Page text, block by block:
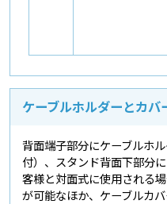
ケーブルホルダーとカバ
背面端子部分にケーブルホ
付）、スタンド背面下部分
客様と対面式に使用される
が可能なほか、ケーブルカ